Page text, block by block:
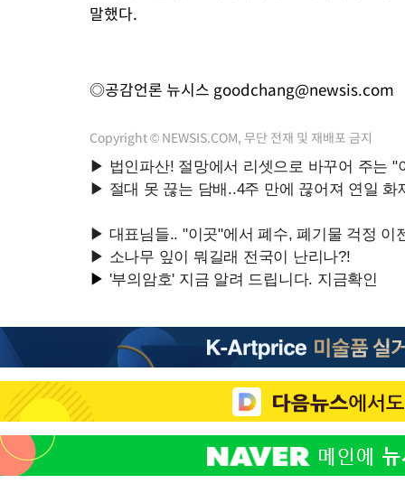
말했다.
◎공감언론 뉴시스 goodchang@newsis.com
Copyright © NEWSIS.COM, 무단 전재 및 재배포 금지